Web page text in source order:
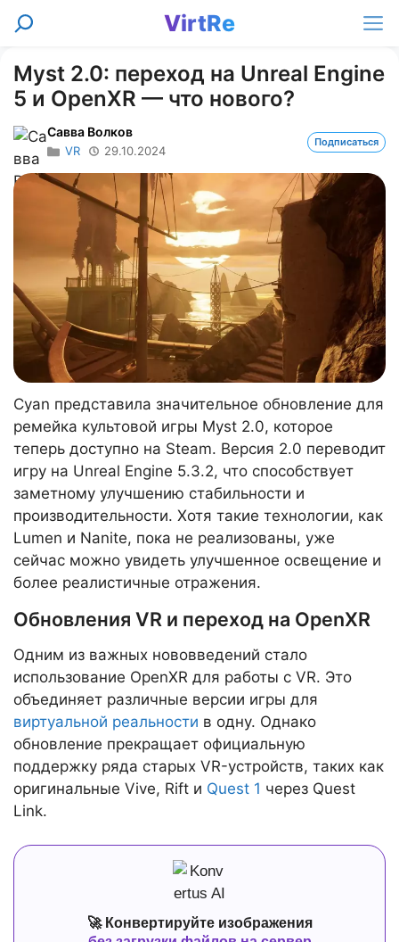
Перейти
VirtRe
Поиск
Myst 2.0: переход на Unreal Engine
5 и OpenXR — что нового?
Савва Волков
VR 29.10.2024
Подписаться
Cyan представила значительное обновление для
ремейка культовой игры Myst 2.0, которое
теперь доступно на Steam. Версия 2.0 переводит
игру на Unreal Engine 5.3.2, что способствует
заметному улучшению стабильности и
производительности. Хотя такие технологии, как
Lumen и Nanite, пока не реализованы, уже
сейчас можно увидеть улучшенное освещение и
более реалистичные отражения.
Обновления VR и переход на OpenXR
Одним из важных нововведений стало
использование OpenXR для работы с VR. Это
объединяет различные версии игры для
виртуальной реальности в одну. Однако
обновление прекращает официальную
поддержку ряда старых VR-устройств, таких как
оригинальные Vive, Rift и Quest 1 через Quest
Link.
🚀 Конвертируйте изображения